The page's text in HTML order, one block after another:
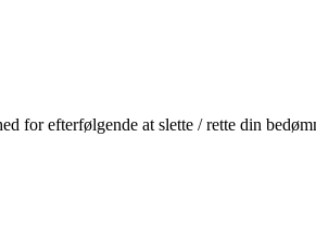
for efterfølgende at slette / rette din